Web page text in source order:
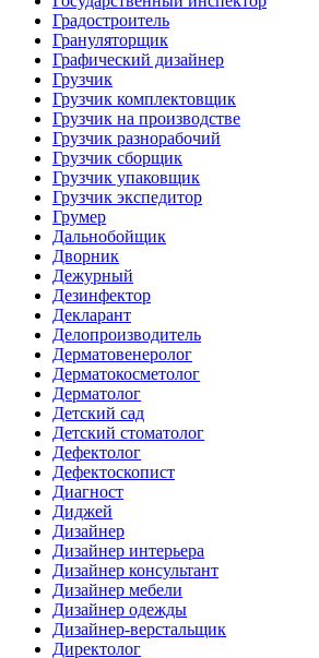
Градостроитель
Грануляторщик
Графический дизайнер
Грузчик
Грузчик комплектовщик
Грузчик на производстве
Грузчик разнорабочий
Грузчик сборщик
Грузчик упаковщик
Грузчик экспедитор
Грумер
Дальнобойщик
Дворник
Дежурный
Дезинфектор
Декларант
Делопроизводитель
Дерматовенеролог
Дерматокосметолог
Дерматолог
Детский сад
Детский стоматолог
Дефектолог
Дефектоскопист
Диагност
Диджей
Дизайнер
Дизайнер интерьера
Дизайнер консультант
Дизайнер мебели
Дизайнер одежды
Дизайнер-верстальщик
Директолог